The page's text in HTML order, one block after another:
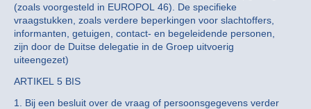
(zoals voorgesteld in EUROPOL 46). De specifieke
vraagstukken, zoals verdere beperkingen voor slachtoffers,
informanten, getuigen, contact- en begeleidende personen,
zijn door de Duitse delegatie in de Groep uitvoerig
uiteengezet)
ARTIKEL 5 BIS
1. Bij een besluit over de vraag of persoonsgegevens verder